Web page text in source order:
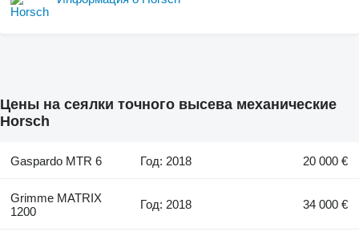
Цены на сеялки точного высева механические
Horsch
Gaspardo MTR 6 Год: 2018 20 000 €
Grimme MATRIX
1200
Год: 2018 34 000 €